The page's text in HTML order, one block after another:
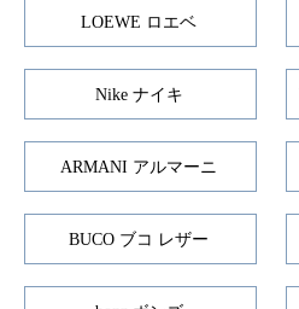
LOEWE ロエベ
Nike ナイキ
ARMANI アルマーニ
BUCO ブコ レザー